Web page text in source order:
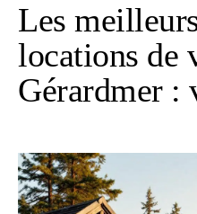
Les
locations de
Gérardmer :